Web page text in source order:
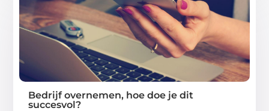
Bedrijf overnemen, hoe doe je dit
succesvol?